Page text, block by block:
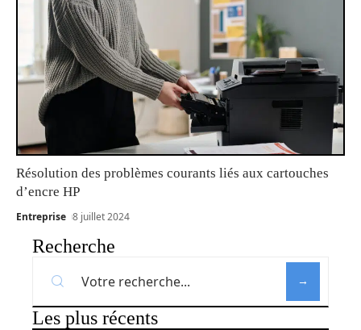
Résolution des problèmes courants liés aux cartouches
d’encre HP
Entreprise 8 juillet 2024
Recherche
Les plus récents